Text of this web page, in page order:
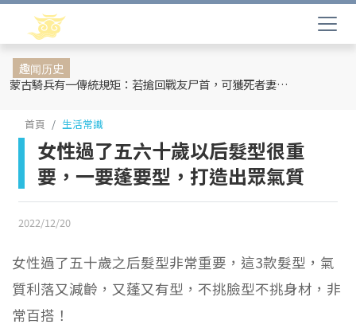
趣闻历史
蒙古騎兵有一傳統規矩：若搶回戰友尸首，可獲死者妻妾和全部牲畜
首頁 生活常識
女性過了五六十歲以后髮型很重
要，一要蓬要型，打造出眾氣質
2022/12/20
女性過了五十歲之后髮型非常重要，這3款髮型，氣
質利落又減齡，又蓬又有型，不挑臉型不挑身材，非
常百搭！